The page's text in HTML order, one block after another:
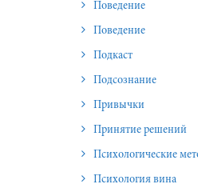
Поведение
Поведение
Подкаст
Подсознание
Привычки
Принятие решений
Психологические методы
Психология вина